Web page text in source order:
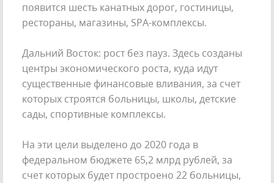
появится шесть канатных дорог, гостиницы,
рестораны, магазины, SPA-комплексы.
Дальний Восток: рост без пауз. Здесь созданы
центры экономического роста, куда идут
существенные финансовые вливания, за счет
которых строятся больницы, школы, детские
сады, спортивные комплексы.
На эти цели выделено до 2020 года в
федеральном бюджете 65,2 млрд рублей, за
счет которых будет простроено 22 больницы,